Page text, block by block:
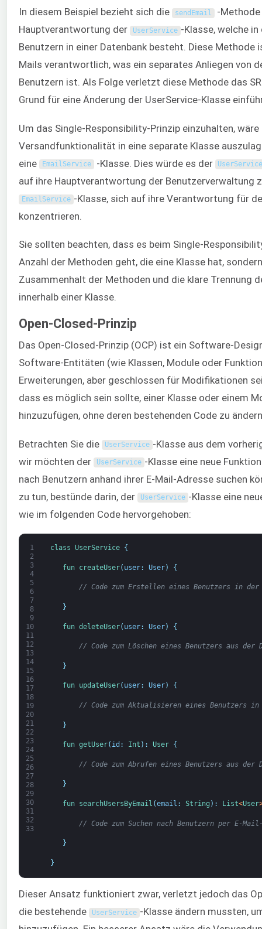
In diesem Beispiel bezieht sich die sendEmail -Methode
Hauptverantwortung der
UserService -Klasse, welche
Benutzern in einer Datenbank besteht. Diese Methode
Mails verantwortlich, was ein separates Anliegen von
Benutzern ist. Als Folge verletzt diese Methode das
Grund für eine Änderung der UserService-Klasse
Um das Single-Responsibility-Prinzip einzuhalten, wäre
Versandfunktionalität in eine separate Klasse
eine
EmailService -Klasse. Dies würde es der
auf ihre Hauptverantwortung der Benutzerverwaltung
EmailService -Klasse, sich auf ihre Verantwortung für
konzentrieren.
Sie sollten beachten, dass es beim Single-
Anzahl der Methoden geht, die eine Klasse hat,
Zusammenhalt der Methoden und die klare Trennung
innerhalb einer Klasse.
Open-Closed-Prinzip
Das Open-Closed-Prinzip (OCP) ist ein Software-
Software-Entitäten (wie Klassen, Module oder
Erweiterungen, aber geschlossen für Modifikationen
dass es möglich sein sollte, einer Klasse oder einem
hinzuzufügen, ohne deren bestehenden Code zu
Betrachten Sie die UserService -Klasse aus dem
wir möchten der
UserService -Klasse eine neue
nach Benutzern anhand ihrer E-Mail-Adresse suchen
zu tun, bestünde darin, der
UserService -Klasse eine
wie im folgenden Code hervorgehoben:
1
2
3
4
5
6
7
8
9
10
11
12
13
14
15
16
17
18
19
20
21
22
23
24
25
26
27
28
29
30
31
32
33
class UserService {
fun createUser( user: User) {
// Code zum Erstellen eines Benutzers in der
}
fun deleteUser( user: User) {
// Code zum Löschen eines Benutzers aus der
}
fun updateUser( user: User) {
// Code zum Aktualisieren eines Benutzers in
}
fun getUser( id : Int ) : User {
// Code zum Abrufen eines Benutzers aus der
}
fun searchUsersByEmail (email : String ) : List<User
// Code zum Suchen nach Benutzern per E-
}
}
Dieser Ansatz funktioniert zwar, verletzt jedoch das
die bestehende
UserService -Klasse ändern mussten,